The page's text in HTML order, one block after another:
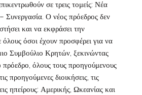
σε τρεις τομείς: Νέα
Συνεργασία. Ο νέος πρόεδρος δεν
και να εκφράσει την
όσοι έχουν προσφέρει για να
Συμβούλιο Κρητών, ξεκινώντας
όλους τους προηγούμενους
προηγούμενες διοικήσεις, τις
ηπείρους: Αμερικής, Ωκεανίας και